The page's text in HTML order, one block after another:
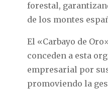
forestal,
de los montes
El «Carbayo de
conceden a esta
empresarial por
promoviendo la